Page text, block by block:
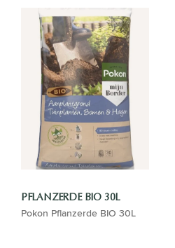
PFLANZERDE BIO 30L
Pokon Pflanzerde BIO 30L